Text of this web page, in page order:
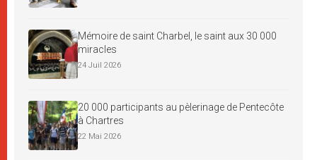
Mémoire de saint Charbel, le saint aux 30 000
miracles
24 Juil 2026
20 000 participants au pèlerinage de Pentecôte
à Chartres
22 Mai 2026